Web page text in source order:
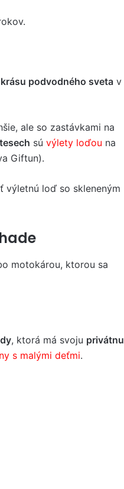
podvodného sveta v
ale so zastávkami na
sú výlety loďou na
Giftun).
výletnú loď so skleneným
motokárou, ktorou sa
, ktorá má svoju privátnu
s malými deťmi.